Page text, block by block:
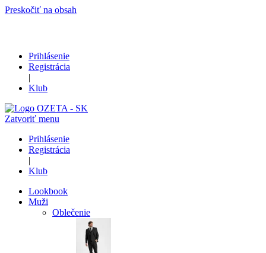
Preskočiť na obsah
Prihlásenie
Registrácia
|
Klub
Zatvoriť menu
Prihlásenie
Registrácia
|
Klub
Lookbook
Muži
Oblečenie